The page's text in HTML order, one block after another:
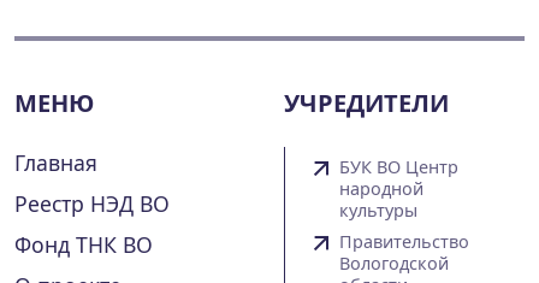
МЕНЮ
Главная
Реестр НЭД ВО
Фонд ТНК ВО
УЧРЕДИТЕЛИ
БУК ВО Центр
народной
культуры
Правительство
Вологодской